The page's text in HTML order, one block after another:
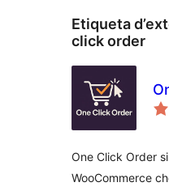
Etiqueta
click order
One Click Order
WooCommerce